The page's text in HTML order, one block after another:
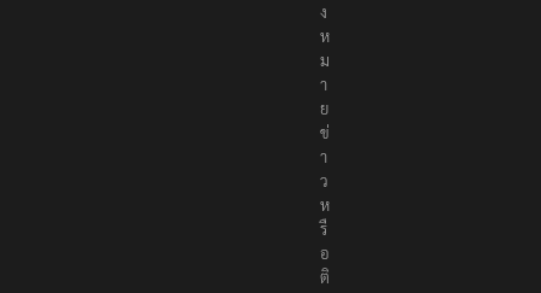
ง
ห
ม
า
ย
ข่
า
ว
ห
รื
อ
ติ